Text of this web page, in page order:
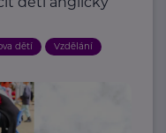
dětí Vzdělání